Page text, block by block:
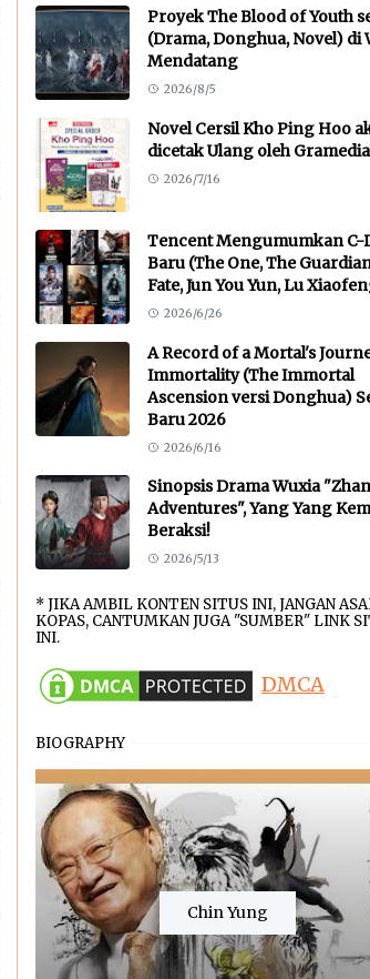
Proyek The Blood of Youth
(Drama, Donghua, Novel) di
Mendatang
2026/8/5
Novel Cersil Kho Ping Hoo
dicetak Ulang oleh
2026/7/16
Tencent Mengumumkan C-
Baru (The One, The
Fate, Jun You Yun, Lu
2026/6/26
A Record of a Mortal's
Immortality (The Immortal
Ascension versi Donghua)
Baru 2026
2026/6/16
Sinopsis Drama Wuxia
Adventures", Yang Yang
Beraksi!
2026/5/13
* JIKA AMBIL KONTEN SITUS INI, JANGAN
KOPAS, CANTUMKAN JUGA "SUMBER" LINK
INI.
DMCA
BIOGRAPHY
Chin Yung